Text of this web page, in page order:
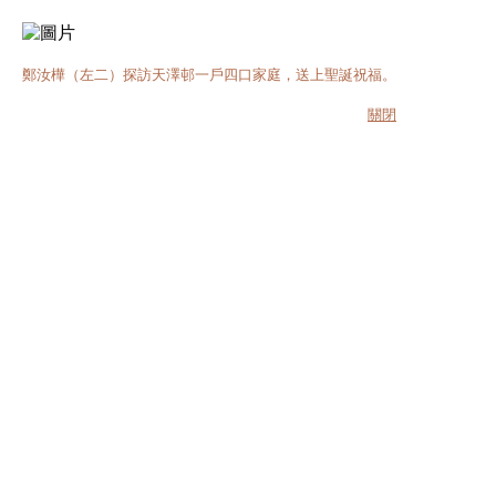
鄭汝樺（左二）探訪天澤邨一戶四口家庭，送上聖誕祝福。
關閉